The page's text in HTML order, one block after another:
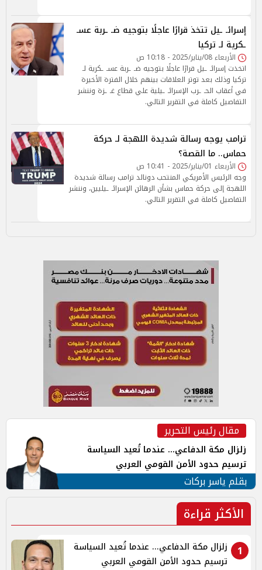
إسرائـ ـيل تتخذ قرارًا عاجلًا بتوجيه ضـ ـربة عسـ
ـكرية لـ تركيا
الأربعاء 08/يناير/2025 - 10:18 ص
اتخذت إسرائـ ـيل قرارًا عاجلًا بتوجيه ضـ ـربة عسـ ـكرية لـ
تركيا وذلك بعد توتر العلاقات بينهم خلال الفترة الأخيرة
في أعقاب الحـ ـرب الإسرائـ ـيلية علي قطاع غـ ـزة وننشر
التفاصيل كاملة في التقرير التالي.
ترامب يوجه رسالة شديدة اللهجة لـ حركة
حماس.. ما القصة؟
الأربعاء 01/يناير/2025 - 10:41 ص
وجه الرئيس الأمريكي المنتحب دونالد ترامب رسالة شديدة
اللهجة إلى حركة حماس بشأن الرهائن الإسرائـ ـيليين، وننشر
التفاصيل كاملة في التقرير التالي.
مقال رئيس التحرير
زلزال مكة الدفاعي... عندما تُعيد السياسة
ترسيم حدود الأمن القومي العربي
بقلم ياسر بركات
الأكثر قراءة
1
زلزال مكة الدفاعي... عندما تُعيد السياسة
ترسيم حدود الأمن القومي العربي